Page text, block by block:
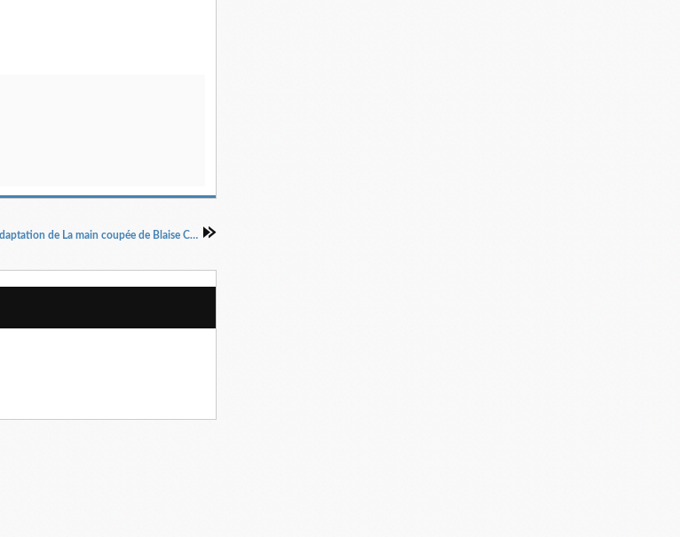
La Pagaille D’après Adaptation de La main coupée de Blaise Cendras mise en scène Ariane Pick Prince